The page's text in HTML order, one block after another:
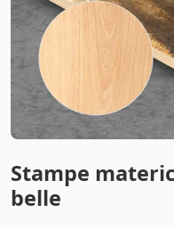
del legno rimane ben
un effetto particolare
Stampe
belle